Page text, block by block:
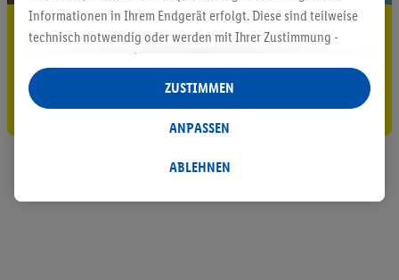
5.95 € Versand sparen³²ᵃ
Informationen in Ihrem Endgerät erfolgt. Diese sind teilweise
technisch notwendig oder werden mit Ihrer Zustimmung -
auch durch Partner (u.a.
Verantwortliche; im Zusammenhang mit dem IAB TCF
insgesamt
Statistik-Erstellung oder für personalisierte Werbung
Datenverarbeitungen für personalisierte Werbung werden
ABLEHNEN
ANPASSEN
ZUSTIMMEN